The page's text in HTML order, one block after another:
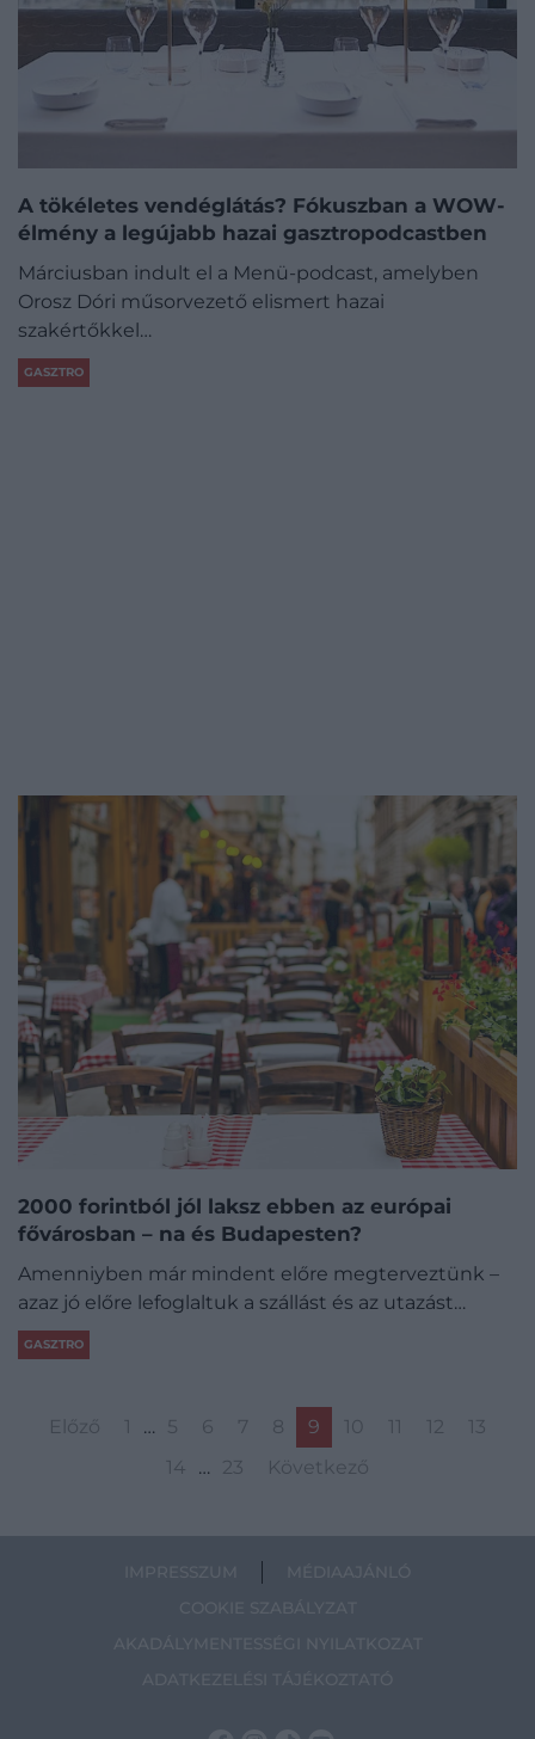
A tökéletes vendéglátás? Fókuszban a WOW-
élmény a legújabb hazai gasztropodcastben
Márciusban indult el a Menü-podcast, amelyben
Orosz Dóri műsorvezető elismert hazai
szakértőkkel…
GASZTRO
2000 forintból jól laksz ebben az európai
fővárosban – na és Budapesten?
Amenniyben már mindent előre megterveztünk –
azaz jó előre lefoglaltuk a szállást és az utazást…
GASZTRO
Előző 1 … 5 6 7 8 9 10 11 12
13
14
… 23 Következő